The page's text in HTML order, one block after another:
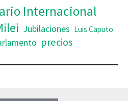
Internacional
Jubilaciones Luis Caputo
precios